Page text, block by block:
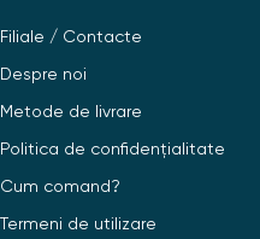
Filiale / Contacte
Despre noi
Metode de livrare
Politica de confidențialitate
Cum comand?
Termeni de utilizare